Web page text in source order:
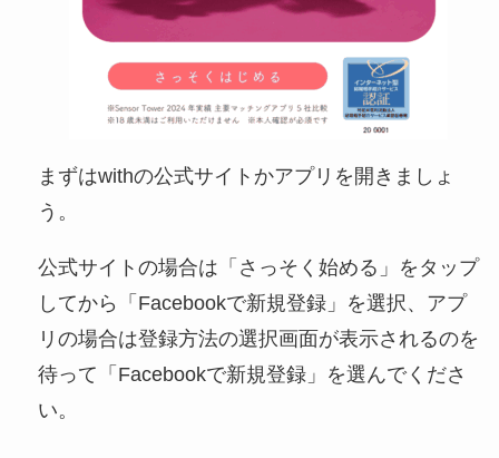
まずはwithの公式サイトかアプリを開きましょ
う。
公式サイトの場合は「さっそく始める」をタップ
してから「Facebookで新規登録」を選択、アプ
リの場合は登録方法の選択画面が表示されるのを
待って「Facebookで新規登録」を選んでくださ
い。